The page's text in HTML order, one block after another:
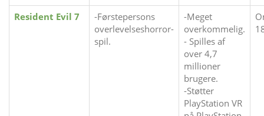
Resident Evil 7
-Førstepersons
overlevelseshorror-
spil.
-Meget
overkommelig.
- Spilles af
over 4,7
millioner
brugere.
-Støtter
PlayStation VR